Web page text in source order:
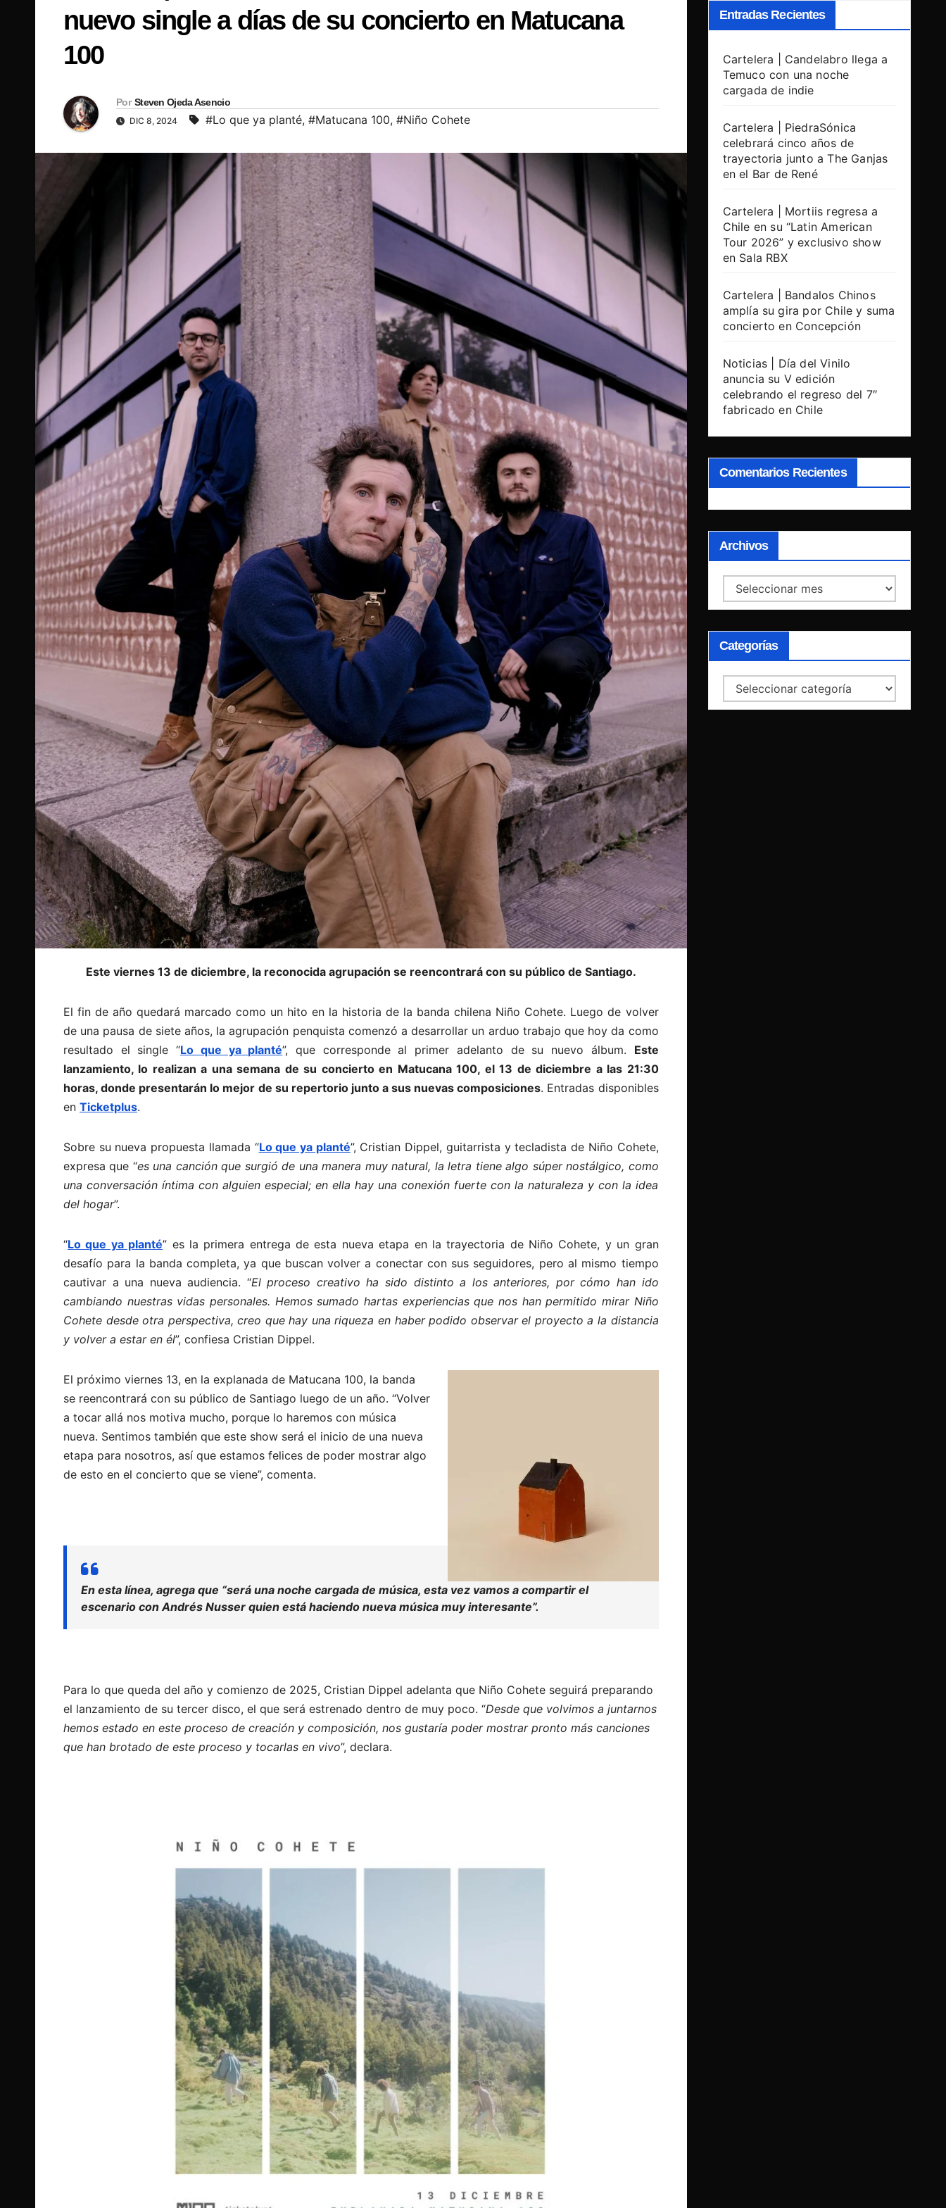
nuevo single a días de su concierto en Matucana
100
Por Steven Ojeda Asencio
DIC 8, 2024 #Lo que ya planté, #Matucana 100, #Niño Cohete
Este viernes 13 de diciembre, la reconocida agrupación se reencontrará con su público de Santiago.
El fin de año quedará marcado como un hito en la historia de la banda chilena Niño Cohete. Luego de volver
de una pausa de siete años, la agrupación penquista comenzó a desarrollar un arduo trabajo que hoy da como
resultado el single “Lo que ya planté”, que corresponde al primer adelanto de su nuevo álbum. Este
lanzamiento, lo realizan a una semana de su concierto en Matucana 100, el 13 de diciembre a las 21:30
horas, donde presentarán lo mejor de su repertorio junto a sus nuevas composiciones. Entradas disponibles
en Ticketplus.
Sobre su nueva propuesta llamada “Lo que ya planté”, Cristian Dippel, guitarrista y tecladista de Niño Cohete,
expresa que “es una canción que surgió de una manera muy natural, la letra tiene algo súper nostálgico, como
una conversación íntima con alguien especial; en ella hay una conexión fuerte con la naturaleza y con la idea
del hogar”.
“Lo que ya planté” es la primera entrega de esta nueva etapa en la trayectoria de Niño Cohete, y un gran
desafío para la banda completa, ya que buscan volver a conectar con sus seguidores, pero al mismo tiempo
cautivar a una nueva audiencia. “El proceso creativo ha sido distinto a los anteriores, por cómo han ido
cambiando nuestras vidas personales. Hemos sumado hartas experiencias que nos han permitido mirar Niño
Cohete desde otra perspectiva, creo que hay una riqueza en haber podido observar el proyecto a la distancia
y volver a estar en él”, confiesa Cristian Dippel.
El próximo viernes 13, en la explanada de Matucana 100, la banda
se reencontrará con su público de Santiago luego de un año. “Volver
a tocar allá nos motiva mucho, porque lo haremos con música
nueva. Sentimos también que este show será el inicio de una nueva
etapa para nosotros, así que estamos felices de poder mostrar algo
de esto en el concierto que se viene”, comenta.
En esta línea, agrega que “será una noche cargada de música, esta vez vamos a compartir el
escenario con Andrés Nusser quien está haciendo nueva música muy interesante”.
Para lo que queda del año y comienzo de 2025, Cristian Dippel adelanta que Niño Cohete seguirá preparando
el lanzamiento de su tercer disco, el que será estrenado dentro de muy poco. “Desde que volvimos a juntarnos
hemos estado en este proceso de creación y composición, nos gustaría poder mostrar pronto más canciones
que han brotado de este proceso y tocarlas en vivo”, declara.
Entradas Recientes
Cartelera | Candelabro llega a
Temuco con una noche
cargada de indie
Cartelera | PiedraSónica
celebrará cinco años de
trayectoria junto a The Ganjas
en el Bar de René
Cartelera | Mortiis regresa a
Chile en su “Latin American
Tour 2026” y exclusivo show
en Sala RBX
Cartelera | Bandalos Chinos
amplía su gira por Chile y suma
concierto en Concepción
Noticias | Día del Vinilo
anuncia su V edición
celebrando el regreso del 7″
fabricado en Chile
Comentarios Recientes
Archivos
Archivos
Categorías
Categorías